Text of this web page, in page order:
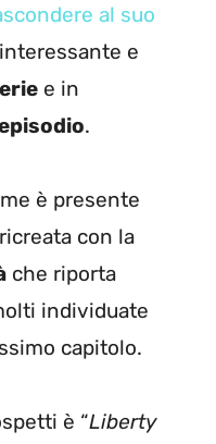
al suo
e
e in
.
è presente
con la
che riporta
individuate
capitolo.
è “Liberty